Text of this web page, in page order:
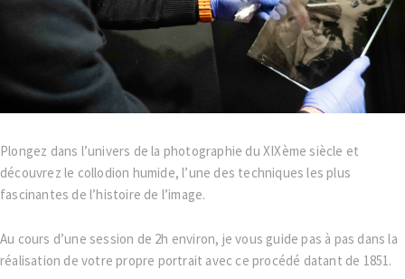
Plongez dans l’univers de la photographie du XIXème siècle et
découvrez le collodion humide, l’une des techniques les plus
fascinantes de l’histoire de l’image.
Au cours d’une session de 2h environ, je vous guide pas à pas dans la
réalisation de votre propre portrait avec ce procédé datant de 1851.